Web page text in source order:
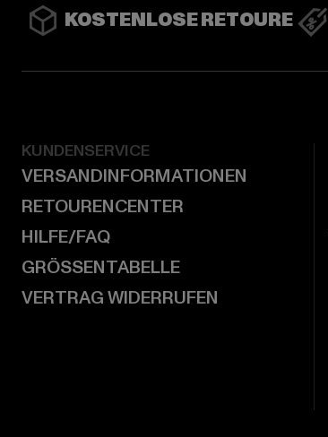
KOSTENLOSE RETOURE
KUNDENSERVICE
VERSANDINFORMATIONEN
RETOURENCENTER
HILFE/FAQ
GRÖSSENTABELLE
VERTRAG WIDERRUFEN